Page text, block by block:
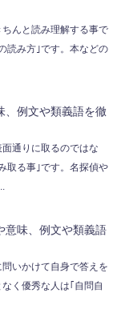
んと読み理解する事で
読み方｣です。本などの
、例文や類義語を徹
通りに取るのではな
取る事｣です。名探偵や
意味、例文や類義語
いかけて自身で答えを
く優秀な人は｢自問自